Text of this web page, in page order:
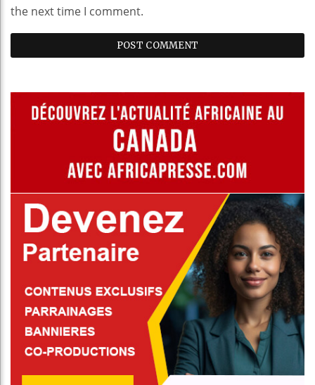
the next time I comment.